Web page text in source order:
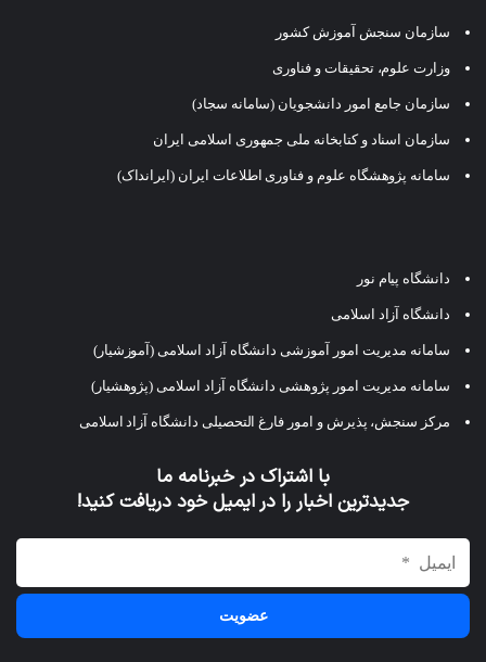
سازمان سنجش آموزش کشور
وزارت علوم، تحقیقات و فناوری
سازمان جامع امور دانشجویان (سامانه سجاد)
سازمان اسناد و کتابخانه ملی جمهوری اسلامی ایران
سامانه پژوهشگاه علوم و فناوری اطلاعات ایران (ایرانداک)
دانشگاه پیام نور
دانشگاه آزاد اسلامی
سامانه مدیریت امور آموزشی دانشگاه آزاد اسلامی (آموزشیار)
سامانه مدیریت امور پژوهشی دانشگاه آزاد اسلامی (پژوهشیار)
مرکز سنجش، پذیرش و امور فارغ التحصیلی دانشگاه آزاد اسلامی
با اشتراک در خبرنامه ما
جدیدترین اخبار را در ایمیل خود دریافت کنید!